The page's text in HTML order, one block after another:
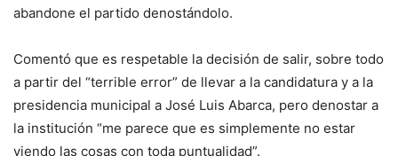
abandone el partido denostándolo.
Comentó que es respetable la decisión de salir, sobre todo
a partir del “terrible error” de llevar a la candidatura y a la
presidencia municipal a José Luis Abarca, pero denostar a
la institución “me parece que es simplemente no estar
viendo las cosas con toda puntualidad”.